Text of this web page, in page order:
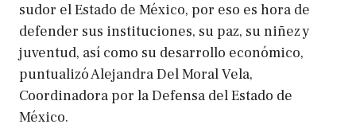
sudor el Estado de México, por eso es hora de
defender sus instituciones, su paz, su niñez y
juventud, así como su desarrollo económico,
puntualizó Alejandra Del Moral Vela,
Coordinadora por la Defensa del Estado de
México.